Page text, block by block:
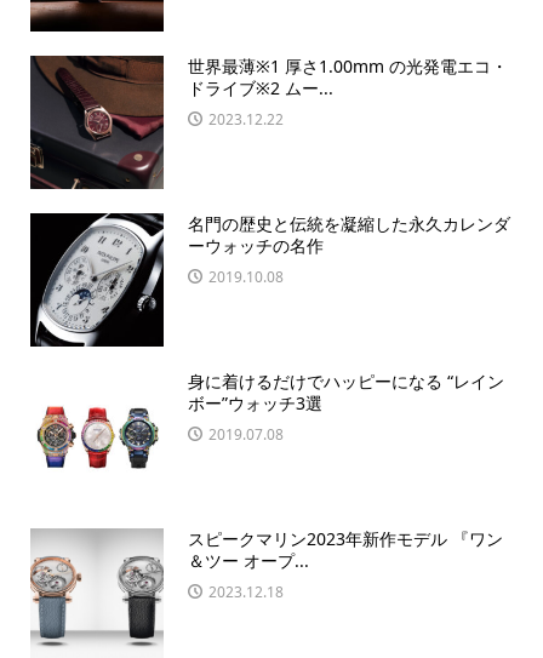
世界最薄※1 厚さ1.00mm の光発電エコ・
ドライブ※2 ムー...
2023.12.22
名門の歴史と伝統を凝縮した永久カレンダ
ーウォッチの名作
2019.10.08
身に着けるだけでハッピーになる “レイン
ボー”ウォッチ3選
2019.07.08
スピークマリン2023年新作モデル 『ワン
＆ツー オープ...
2023.12.18